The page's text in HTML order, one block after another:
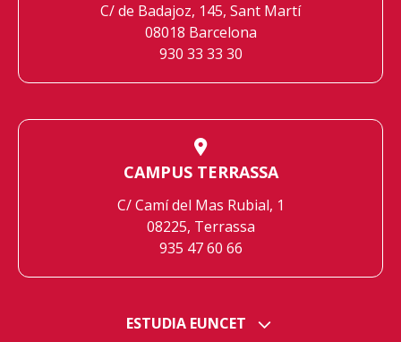
ESTUDIA EUNCET
C/ de Badajoz, 145, Sant Martí
08018 Barcelona
930 33 33 30
CAMPUS TERRASSA
C/ Camí del Mas Rubial, 1
08225, Terrassa
935 47 60 66